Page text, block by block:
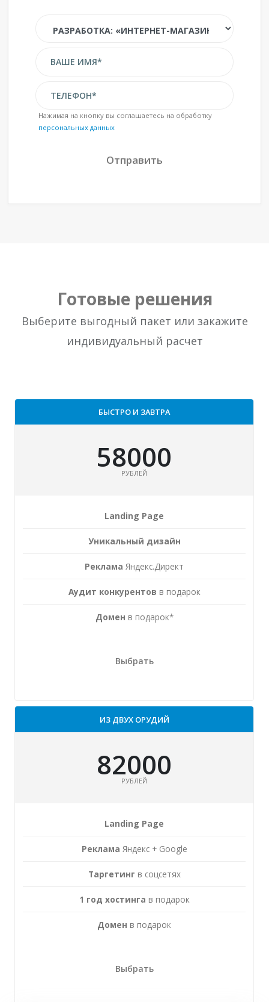
Нажимая на кнопку вы соглашаетесь на обработку
персональных данных
Готовые решения
Выберите выгодный пакет или закажите
индивидуальный расчет
БЫСТРО И ЗАВТРА
58000
РУБЛЕЙ
Landing Page
Уникальный дизайн
Реклама Яндекс.Директ
Аудит конкурентов в подарок
Домен в подарок*
Выбрать
ИЗ ДВУХ ОРУДИЙ
82000
РУБЛЕЙ
Landing Page
Реклама Яндекс + Google
Таргетинг в соцсетях
1 год хостинга в подарок
Домен в подарок
Выбрать